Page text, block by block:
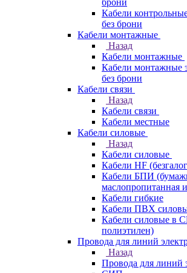
брони
Кабели
без брони
Кабели монтажные
Назад
Кабели монтажные
Кабели монтажные
без брони
Кабели связи
Назад
Кабели связи
Кабели местные
Кабели силовые
Назад
Кабели силовые
Кабели HF
Кабели БПИ
маслопропитанная
Кабели гибкие
Кабели ПВХ
Кабели силовые в
полиэтилен)
Провода для линий
Назад
Провода для линий